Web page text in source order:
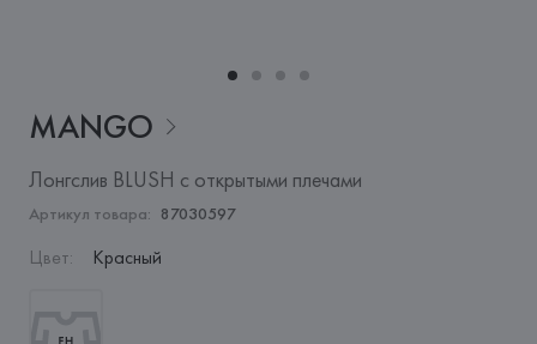
MANGO
Лонгслив BLUSH с открытыми плечами
Артикул товара: 87030597
Цвет: Красный